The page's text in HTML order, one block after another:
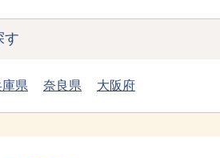
す
庫県 奈良県 大阪府